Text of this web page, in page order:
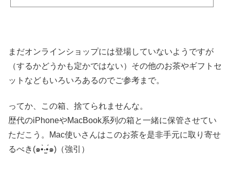
まだオンラインショップには登場していないようですが
（するかどうかも定かではない）その他のお茶やギフトセ
ットなどもいろいろあるのでご参考まで。
ってか、この箱、捨てられませんな。
歴代のiPhoneやMacBook系列の箱と一緒に保管させてい
ただこう。Mac使いさんはこのお茶を是非手元に取り寄せ
るべき(๑•̀‧̫•́๑)（強引）